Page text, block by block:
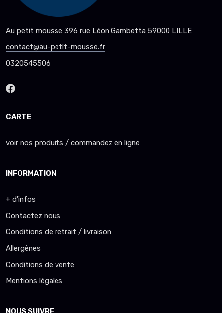
Au petit mousse 396 rue Léon Gambetta 59000 LILLE
contact@au-petit-mousse.fr
0320545506
CARTE
voir nos produits / commandez en ligne
INFORMATION
+ d'infos
Contactez nous
Conditions de retrait / livraison
Allergènes
Conditions de vente
Mentions légales
NOUS SUIVRE